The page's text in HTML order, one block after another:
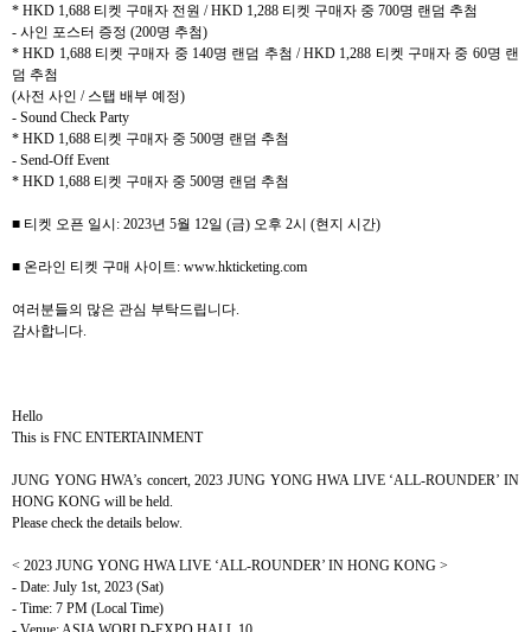
* HKD 1,688 티켓 구매자 전원 / HKD 1,288 티켓 구매자 중 700명 랜덤 추첨
- 사인 포스터 증정 (200명 추첨)
* HKD 1,688 티켓 구매자 중 140명 랜덤 추첨 / HKD 1,288 티켓 구매자 중 60명 랜
덤 추첨
(사전 사인 / 스탭 배부 예정)
- Sound Check Party
* HKD 1,688 티켓 구매자 중 500명 랜덤 추첨
- Send-Off Event
* HKD 1,688 티켓 구매자 중 500명 랜덤 추첨
■ 티켓 오픈 일시 : 2023년 5월 12일 (금) 오후 2시 (현지 시간)
■ 온라인 티켓 구매 사이트: www.hkticketing.com
여러분들의 많은 관심 부탁드립니다.
감사합니다.
Hello
This is FNC ENTERTAINMENT
JUNG YONG HWA’s concert, 2023 JUNG YONG HWA LIVE ‘ALL-ROUNDER’ IN
HONG KONG will be held.
Please check the details below.
< 2023 JUNG YONG HWA LIVE ‘ALL-ROUNDER’ IN HONG KONG >
- Date: July 1st, 2023 (Sat)
- Time: 7 PM (Local Time)